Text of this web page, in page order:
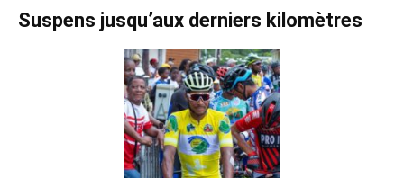
Suspens jusqu’aux derniers kilomètres